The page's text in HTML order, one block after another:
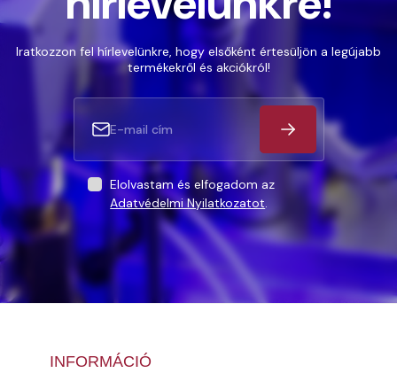
Iratkozzon fel hírlevelünkre, hogy elsőként értesüljön a legújabb
termékekről és akciókról!
Elolvastam és elfogadom az
Adatvédelmi Nyilatkozatot.
INFORMÁCIÓ